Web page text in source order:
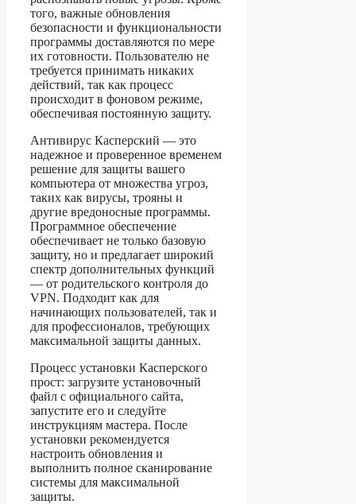
того, важные обновления
безопасности и функциональности
программы доставляются по мере
их готовности. Пользователю не
требуется принимать никаких
действий, так как процесс
происходит в фоновом режиме,
обеспечивая постоянную защиту.
Антивирус Касперский — это
надежное и проверенное временем
решение для защиты вашего
компьютера от множества угроз,
таких как вирусы, трояны и
другие вредоносные программы.
Программное обеспечение
обеспечивает не только базовую
защиту, но и предлагает широкий
спектр дополнительных функций
— от родительского контроля до
VPN. Подходит как для
начинающих пользователей, так и
для профессионалов, требующих
максимальной защиты данных.
Процесс установки Касперского
прост: загрузите установочный
файл с официального сайта,
запустите его и следуйте
инструкциям мастера. После
установки рекомендуется
настроить обновления и
выполнить полное сканирование
системы для максимальной
защиты.